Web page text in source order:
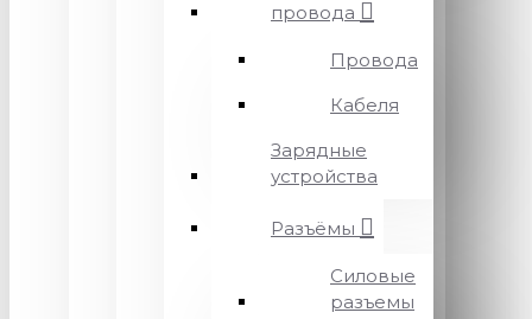
провода
Провода
Кабеля
Зарядные
устройства
Разъёмы
Силовые
разъемы